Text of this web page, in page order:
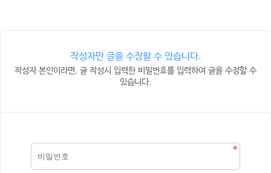
작성자만 글을 수정할 수 있습니다.
작성자 본인이라면, 글 작성시 입력한 비밀번호를 입력하여 글을 수정할 수
있습니다.